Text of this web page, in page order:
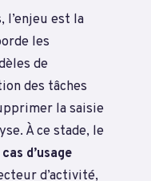
l’enjeu est la
les
de
des tâches
la saisie
À ce stade, le
cas d’usage
d’activité,